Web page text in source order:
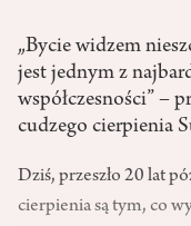
„Bycie widzem
jest jednym z
współczesności” –
cudzego cierpienia
Dziś, przeszło 20 lat
cierpienia są tym, co